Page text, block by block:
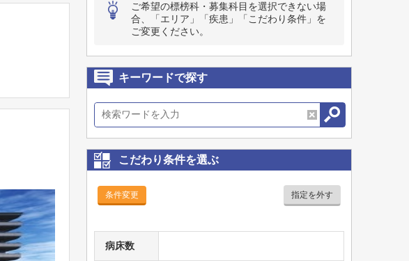
ご希望の標榜科・募集科目を選択できない場
合、「エリア」「疾患」「こだわり条件」を
ご変更ください。
キーワードで探す
こだわり条件を選ぶ
条件変更 指定を外す
病床数